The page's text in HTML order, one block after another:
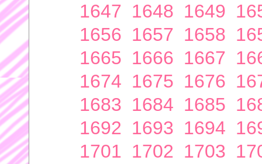
1647 1648 1649
1656 1657 1658
1665 1666 1667
1674 1675 1676
1683 1684 1685
1692 1693 1694
1701 1702 1703